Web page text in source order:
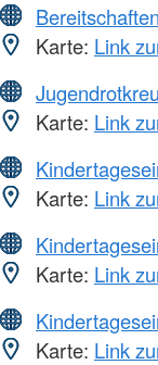
Karte: Link
Karte: Link
Karte: Link
Karte: Link
Karte: Link